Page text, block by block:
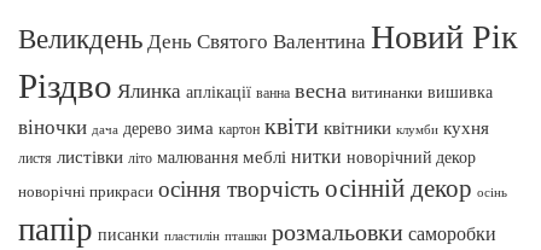
ВеликденьДень Святого ВалентинаНовий Рік
Різдво Ялинка аплікації ванна весна витинанки вишивка
віночки дача дерево зима картон квіти квітники клумби кухня
листя листівки літо малювання меблі нитки новорічний декор
новорічні прикраси осіння творчість осінній декор осінь
папір писанки пластилін пташки розмальовки саморобки